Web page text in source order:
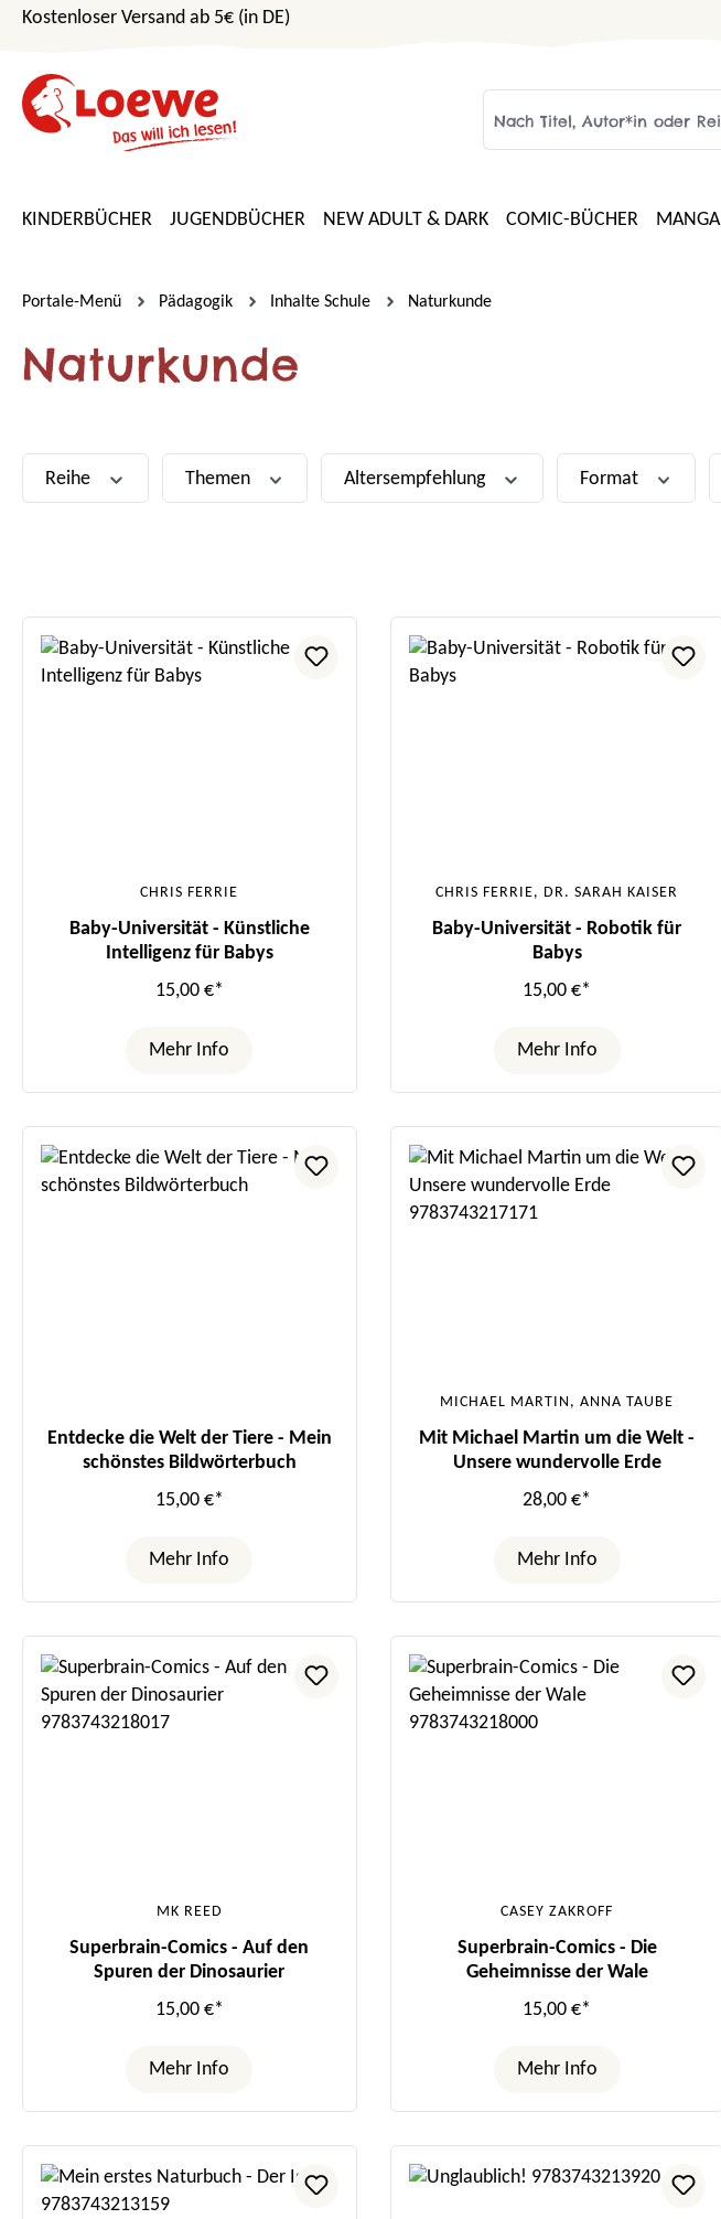
Hauptinhalt springen
Zur Suche springen
Zur Hauptnavigation springen
Kostenloser Versand ab 5€ (in DE)
KINDERBÜCHER JUGENDBÜCHER NEW ADULT & DARK COMIC-BÜCHER MANGA
Portale-Menü Pädagogik Inhalte Schule Naturkunde
Naturkunde
Reihe Themen Altersempfehlung Format
CHRIS FERRIE
Baby-Universität - Künstliche
Intelligenz für Babys
15,00 €*
Mehr Info
CHRIS FERRIE, DR. SARAH KAISER
Baby-Universität - Robotik für
Babys
15,00 €*
Mehr Info
Entdecke die Welt der Tiere - Mein
schönstes Bildwörterbuch
15,00 €*
Mehr Info
MICHAEL MARTIN, ANNA TAUBE
Mit Michael Martin um die Welt -
Unsere wundervolle Erde
28,00 €*
Mehr Info
MK REED
Superbrain-Comics - Auf den
Spuren der Dinosaurier
15,00 €*
Mehr Info
CASEY ZAKROFF
Superbrain-Comics - Die
Geheimnisse der Wale
15,00 €*
Mehr Info